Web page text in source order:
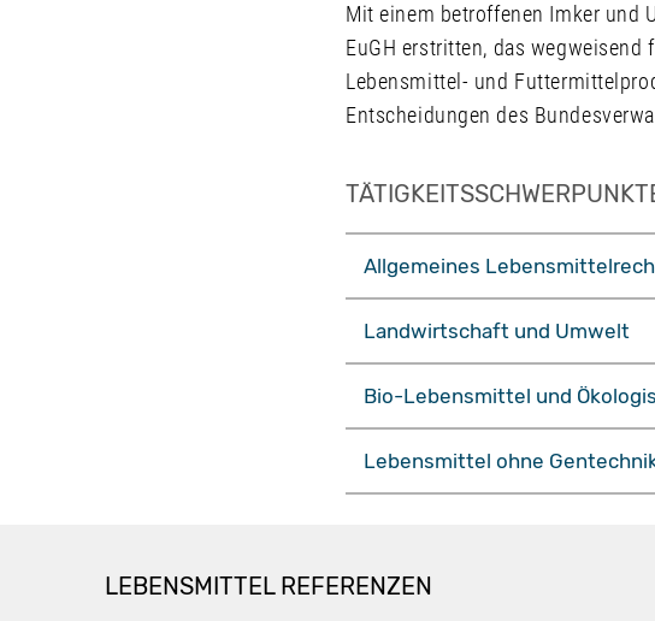
Mit einem betroffenen Imker und
EuGH erstritten, das
Lebensmittel- und
Entscheidungen des
Allgemeines
Landwirtschaft und Umwelt
Bio-Lebensmittel und
Lebensmittel ohne
LEBENSMITTEL REFERENZEN